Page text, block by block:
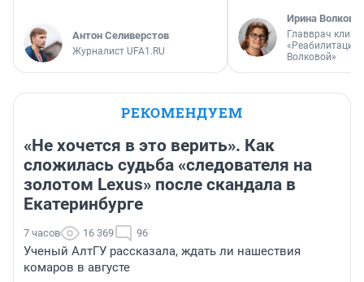
Антон Селиверстов
Журналист UFA1.RU
Ирина Волкова
Главврач
«Реабилитация
Волковой»
РЕКОМЕНДУЕМ
«Не хочется в это верить». Как
сложилась судьба «следователя на
золотом Lexus» после скандала в
Екатеринбурге
7 часов 16 369 96
Ученый АлтГУ рассказала, ждать ли нашествия
комаров в августе